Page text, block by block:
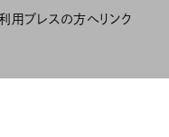
用 プレスの方へリンク